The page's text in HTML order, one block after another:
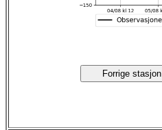
Forrige stasjon